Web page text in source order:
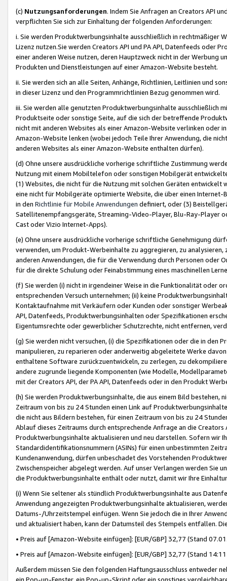
(c) Nutzungsanforderungen. Indem Sie Anfragen an Creators API
verpflichten Sie sich zur Einhaltung der folgenden Anforderungen:
i. Sie werden Produktwerbungsinhalte ausschließlich in rechtmäßiger
Lizenz nutzen.Sie werden Creators API und PA API, Datenfeeds oder
einer anderen Weise nutzen, deren Hauptzweck nicht in der Werbung
Produkten und Dienstleistungen auf einer Amazon-Website besteht.
ii. Sie werden sich an alle Seiten, Anhänge, Richtlinien, Leitlinien und
in dieser Lizenz und den Programmrichtlinien Bezug genommen wird.
iii. Sie werden alle genutzten Produktwerbungsinhalte ausschließlich
Produktseite oder sonstige Seite, auf die sich der betreffende
nicht mit anderen Websites als einer Amazon-Website verlinken oder
Amazon-Website lenken (wobei jedoch Teile Ihrer Anwendung, die
anderen Websites als einer Amazon-Website enthalten dürfen).
(d) Ohne unsere ausdrückliche vorherige schriftliche Zustimmung
Nutzung mit einem Mobiltelefon oder sonstigen Mobilgerät
(1) Websites, die nicht für die Nutzung mit solchen Geräten
eine nicht für Mobilgeräte optimierte Website, die über einen
in den Richtlinie für Mobile Anwendungen definiert, oder (3)
Satellitenempfangsgeräte, Streaming-Video-Player, Blu-Ray-Player
Cast oder Vizio Internet-Apps).
(e) Ohne unsere ausdrückliche vorherige schriftliche Genehmigung
verwenden, um Produkt-Werbeinhalte zu aggregieren, zu
anderen Anwendungen, die für die Verwendung durch Personen
für die direkte Schulung oder Feinabstimmung eines maschinellen
(f) Sie werden (i) nicht in irgendeiner Weise in die Funktionalität oder
entsprechenden Versuch unternehmen; (ii) keine
Kontaktaufnahme mit Verkäufern oder Kunden oder sonstiger
API, Datenfeeds, Produktwerbungsinhalten oder Spezifikationen
Eigentumsrechte oder gewerblicher Schutzrechte, nicht entfernen,
(g) Sie werden nicht versuchen, (i) die Spezifikationen oder die in
manipulieren, zu reparieren oder anderweitig abgeleitete Werke
enthaltene Software zurückzuentwickeln, zu zerlegen, zu
andere zugrunde liegende Komponenten (wie Modelle,
mit der Creators API, der PA API, Datenfeeds oder in den Produkt
(h) Sie werden Produktwerbungsinhalte, die aus einem Bild bestehen,
Zeitraum von bis zu 24 Stunden einen Link auf
die nicht aus Bildern bestehen, für einen Zeitraum von bis zu 24
Ablauf dieses Zeitraums durch entsprechende Anfrage an die
Produktwerbungsinhalte aktualisieren und neu darstellen. Sofern wir
Standardidentifikationsnummern (ASINs) für einen unbestimmten
Kundenanwendung, dürfen unbeschadet des Vorstehenden
Zwischenspeicher abgelegt werden. Auf unser Verlangen werden Sie
die Produktwerbungsinhalte enthält oder nutzt, damit wir Ihre
(i) Wenn Sie seltener als stündlich Produktwerbungsinhalte aus
Anwendung angezeigten Produktwerbungsinhalte aktualisieren,
Datums-/Uhrzeitstempel einfügen. Wenn Sie jedoch die in Ihrer
und aktualisiert haben, kann der Datumsteil des Stempels entfallen.
• Preis auf [Amazon-Website einfügen]: [EUR/GBP] 32,77 (Stand
• Preis auf [Amazon-Website einfügen]: [EUR/GBP] 32,77 (Stand
Außerdem müssen Sie den folgenden Haftungsausschluss entweder
ein Pop-up-Fenster, ein Pop-up-Skript oder ein sonstiges